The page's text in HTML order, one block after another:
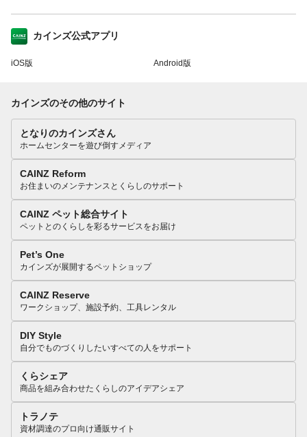
カインズ公式アプリ
iOS版 Android版
カインズのその他のサイト
となりのカインズさん
ホームセンターを遊び倒すメディア
CAINZ Reform
お住まいのメンテナンスとくらしのサポート
CAINZ ペット総合サイト
ペットとのくらしを彩るサービスをお届け
Pet’s One
カインズが展開するペットショップ
CAINZ Reserve
ワークショップ、施設予約、工具レンタル
DIY Style
自分でものづくりしたいすべての人をサポート
くらシェア
商品を組み合わせたくらしのアイデアシェア
トラノテ
資材調達のプロ向け通販サイト